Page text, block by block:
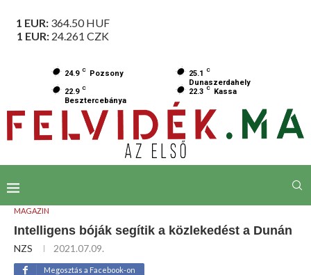
1 EUR: 364.50HUF
1 EUR: 24.261 CZK
24.9 C Pozsony 25.1 C
Dunaszerdahely
22.9 C
Besztercebánya
22.3 C Kassa
MAGAZIN
Intelligens bóják segítik a közlekedést a Dunán
NZS 2021.07.09.
Megosztás a Facebook-on